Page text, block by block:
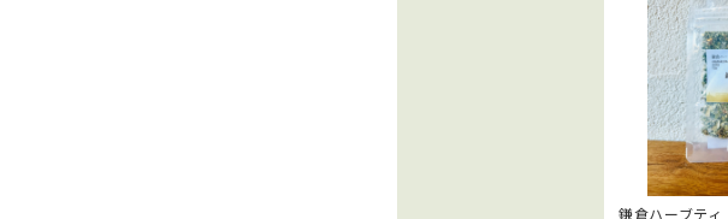
鎌倉ハーブテ